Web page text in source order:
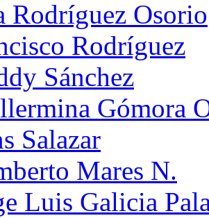
Rodríguez Osorio
Rodríguez
Sánchez
Gómora
Salazar
Mares N.
Luis Galicia